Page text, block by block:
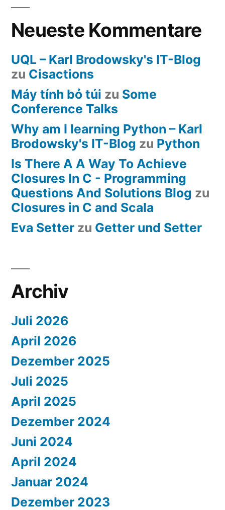
Neueste Kommentare
UQL – Karl Brodowsky's IT-Blog
zu Cisactions
Máy tính bỏ túi zu Some
Conference Talks
Why am I learning Python – Karl
Brodowsky's IT-Blog zu Python
Is There A A Way To Achieve
Closures In C - Programming
Questions And Solutions Blog zu
Closures in C and Scala
Eva Setter zu Getter und Setter
Archiv
Juli 2026
April 2026
Dezember 2025
Juli 2025
April 2025
Dezember 2024
Juni 2024
April 2024
Januar 2024
Dezember 2023